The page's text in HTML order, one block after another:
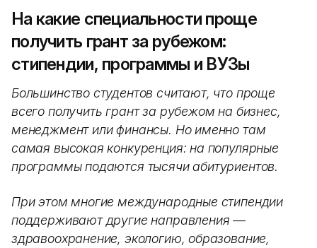
На какие специальности проще
получить грант за рубежом:
стипендии, программы и ВУЗы
Большинство студентов считают, что проще
всего получить грант за рубежом на бизнес,
менеджмент или финансы. Но именно там
самая высокая конкуренция: на популярные
программы подаются тысячи абитуриентов.
При этом многие международные стипендии
поддерживают другие направления —
здравоохранение, экологию, образование,